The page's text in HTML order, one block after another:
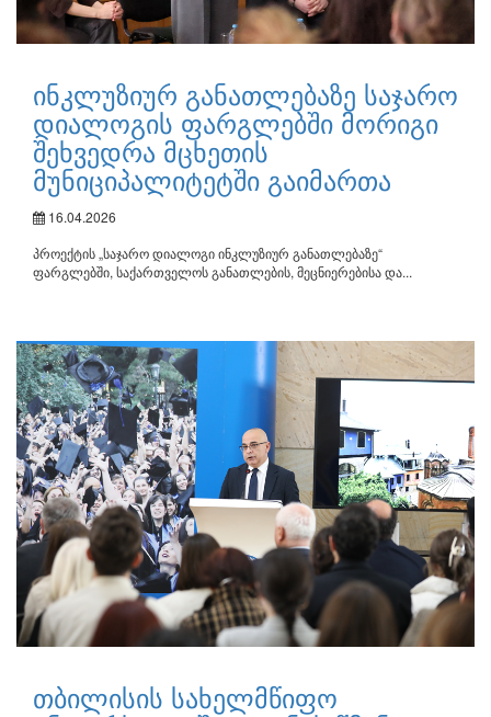
ინკლუზიურ განათლებაზე საჯარო
დიალოგის ფარგლებში მორიგი
შეხვედრა მცხეთის
მუნიციპალიტეტში გაიმართა
16.04.2026
პროექტის „საჯარო დიალოგი ინკლუზიურ განათლებაზე“
ფარგლებში, საქართველოს განათლების, მეცნიერებისა და...
თბილისის სახელმწიფო